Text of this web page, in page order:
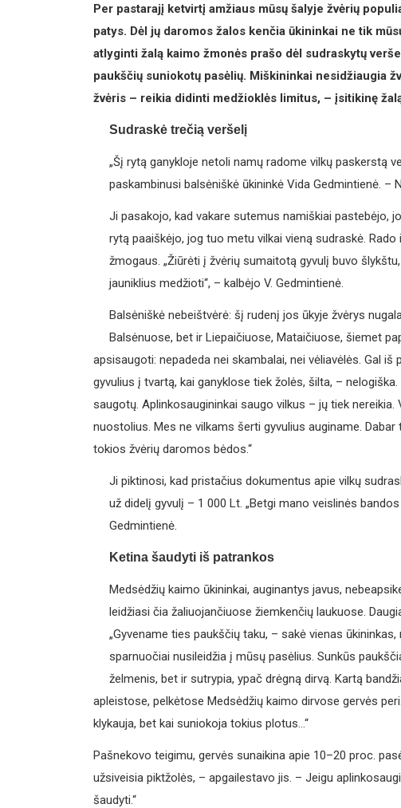
Per pastarajį ketvirtį amžiaus mūsų šalyje žvėrių
patys. Dėl jų daromos žalos kenčia ūkininkai ne tik
atlyginti žalą kaimo žmonės prašo dėl sudraskytų
paukščių suniokotų pasėlių. Miškininkai nesidžiaugia
žvėris – reikia didinti medžioklės limitus, – įsitikinę
Sudraskė trečią veršelį
„Šį rytą ganykloje netoli namų radome vilkų paskerstą
paskambinusi balsėniškė ūkininkė Vida Gedmintienė. –
Ji pasakojo, kad vakare sutemus namiškiai pastebėjo,
rytą paaiškėjo, jog tuo metu vilkai vieną sudraskė.
žmogaus. „Žiūrėti į žvėrių sumaitotą gyvulį buvo
jauniklius medžioti“, – kalbėjo V. Gedmintienė.
Balsėniškė nebeištvėrė: šį rudenį jos ūkyje žvėrys
Balsėnuose, bet ir Liepaičiuose, Mataičiuose, šiemet
apsisaugoti: nepadeda nei skambalai, nei vėliavėlės. Gal
gyvulius į tvartą, kai ganyklose tiek žolės, šilta, –
saugotų. Aplinkosaugininkai saugo vilkus – jų tiek
nuostolius. Mes ne vilkams šerti gyvulius auginame.
tokios žvėrių daromos bėdos.“
Ji piktinosi, kad pristačius dokumentus apie vilkų
už didelį gyvulį – 1 000 Lt. „Betgi mano veislinės
Gedmintienė.
Ketina šaudyti iš patrankos
Medsėdžių kaimo ūkininkai, auginantys javus,
leidžiasi čia žaliuojančiuose žiemkenčių laukuose.
„Gyvename ties paukščių taku, – sakė vienas
sparnuočiai nusileidžia į mūsų pasėlius. Sunkūs
želmenis, bet ir sutrypia, ypač drėgną dirvą. Kartą
apleistose, pelkėtose Medsėdžių kaimo dirvose gervės
klykauja, bet kai suniokoja tokius plotus…“
Pašnekovo teigimu, gervės sunaikina apie 10–20 proc.
užsiveisia piktžolės, – apgailestavo jis. – Jeigu
šaudyti.“